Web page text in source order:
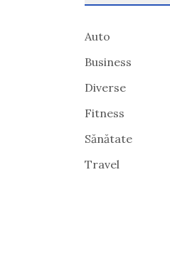
Auto
Business
Diverse
Fitness
Sănătate
Travel